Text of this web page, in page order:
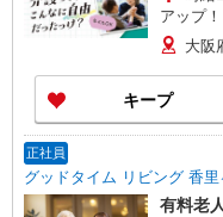
アップ
大阪
キープ
正社員
グッドタイム リビング 香里
有料老